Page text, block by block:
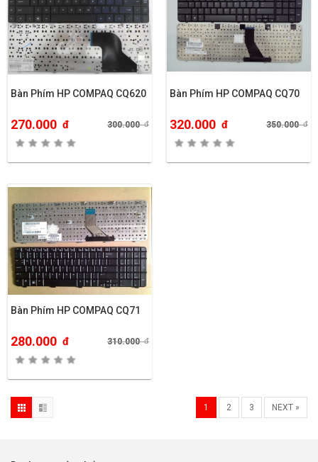
Bàn Phím HP COMPAQ CQ620
270.000 đ 300.000đ
Bàn Phím HP COMPAQ CQ70
320.000 đ 350.000đ
Bàn Phím HP COMPAQ CQ71
280.000 đ 310.000đ
1 2 3 NEXT »